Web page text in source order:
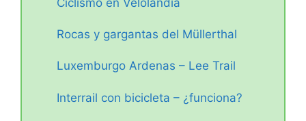
Rocas y gargantas del Müllerthal
Luxemburgo Ardenas – Lee Trail
Interrail con bicicleta – ¿funciona?